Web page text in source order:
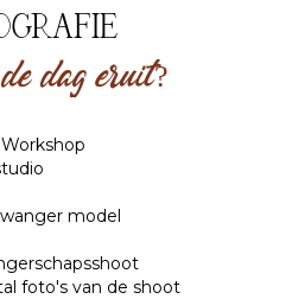
dag eruit?
model
foto's van de shoot